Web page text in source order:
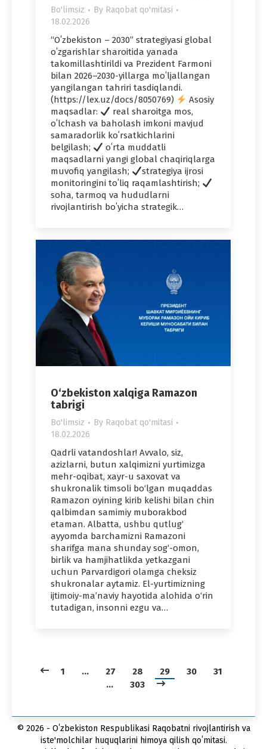
Bo'limsiz By Raqobat qo'mitasi
18.02.2026
“Oʻzbekiston – 2030” strategiyasi global
oʻzgarishlar sharoitida yanada
takomillashtirildi va Prezident Farmoni
bilan 2026–2030-yillarga moʻljallangan
yangilangan tahriri tasdiqlandi.
(https://lex.uz/docs/8050769)
Asosiy
maqsadlar:
real sharoitga mos,
oʻlchash va baholash imkoni mavjud
samaradorlik koʻrsatkichlarini
belgilash;
oʻrta muddatli
maqsadlarni yangi global chaqiriqlarga
muvofiq yangilash;
strategiya ijrosi
monitoringini toʻliq raqamlashtirish;
soha, tarmoq va hududlarni
rivojlantirish boʻyicha strategik…
O‘zbekiston xalqiga Ramazon
tabrigi
Bo'limsiz By Raqobat qo'mitasi
18.02.2026
Qadrli vatandoshlar! Avvalo, siz,
azizlarni, butun xalqimizni yurtimizga
mehr-oqibat, xayr-u saxovat va
shukronalik timsoli bo‘lgan muqaddas
Ramazon oyining kirib kelishi bilan chin
qalbimdan samimiy muborakbod
etaman. Albatta, ushbu qutlug‘
ayyomda barchamizni Ramazoni
sharifga mana shunday sog‘-omon,
birlik va hamjihatlikda yetkazgani
uchun Parvardigori olamga cheksiz
shukronalar aytamiz. El-yurtimizning
ijtimoiy-ma’naviy hayotida alohida o‘rin
tutadigan, insonni ezgu va…
1 … 27 28 29 30
31
…
303
© 2026 - Oʻzbekiston Respublikasi Raqobatni rivojlantirish va
iste'molchilar huquqlarini himoya qilish qoʻmitasi.